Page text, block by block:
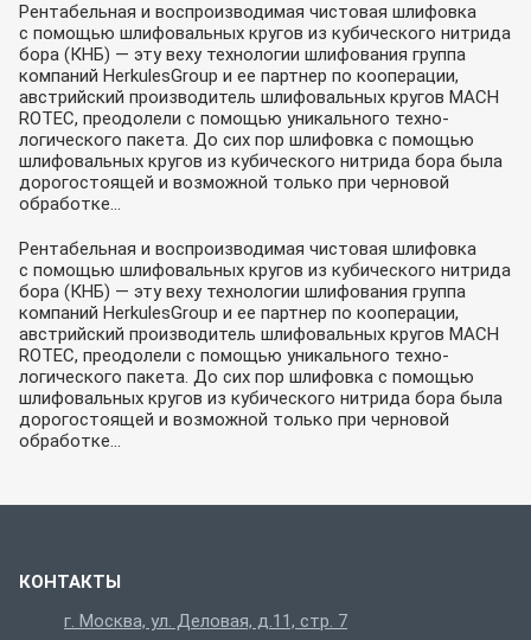
Рентабельная и воспроизводимая чистовая шлифовка
с помощью шлифовальных кругов из кубического нитрида
бора (КНБ) — эту веху технологии шлифования группа
компаний HerkulesGroup и ее партнер по кооперации,
австрийский производитель шлифовальных кругов MACH
ROTEC, преодолели с помощью уникального техно-
логического пакета. До сих пор шлифовка с помощью
шлифовальных кругов из кубического нитрида бора была
дорогостоящей и возможной только при черновой
обработке…
Рентабельная и воспроизводимая чистовая шлифовка
с помощью шлифовальных кругов из кубического нитрида
бора (КНБ) — эту веху технологии шлифования группа
компаний HerkulesGroup и ее партнер по кооперации,
австрийский производитель шлифовальных кругов MACH
ROTEC, преодолели с помощью уникального техно-
логического пакета. До сих пор шлифовка с помощью
шлифовальных кругов из кубического нитрида бора была
дорогостоящей и возможной только при черновой
обработке…
КОНТАКТЫ
г. Москва, ул. Деловая, д.11, стр. 7